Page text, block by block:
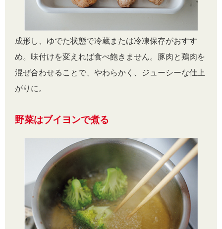
成形し、ゆでた状態で冷蔵または冷凍保存がおすす
め。味付けを変えれば食べ飽きません。豚肉と鶏肉を
混ぜ合わせることで、やわらかく、ジューシーな仕上
がりに。
野菜はブイヨンで煮る